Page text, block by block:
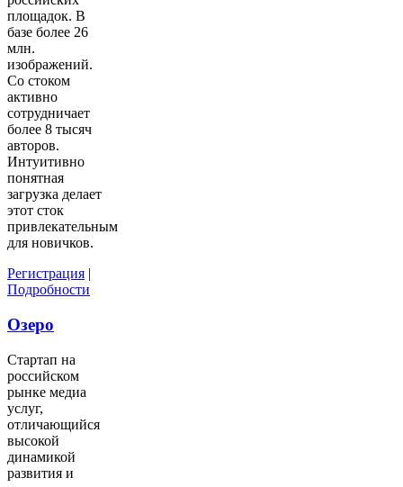
площадок. В
базе более 26
млн.
изображений.
Со стоком
активно
сотрудничает
более 8 тысяч
авторов.
Интуитивно
понятная
загрузка делает
этот сток
привлекательным
для новичков.
Регистрация |
Подробности
Озеро
Стартап на
российском
рынке медиа
услуг,
отличающийся
высокой
динамикой
развития и